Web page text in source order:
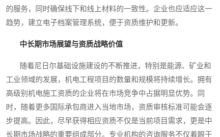
的服务，同时确保线下和线上材料的一致性。企业也应适应这一
趋势，建立电子档案管理系统，便于资质维护和更新。
中长期市场展望与资质战略价值
随着尼日尔基础设施建设的不断推进，特别是能源、矿业和
工业领域的发展，机电工程项目的数量和规模将持续增长。拥有
高级别机电施工资质的企业将在市场竞争中占据明显优势。同
时，随着更多国际承包商进入当地市场，资质审核标准可能会逐
步提高。因此，尽早获得相应资质不仅是当前项目需求，更是中
长期市场战略的重要组成部分。专业机构的咨询服务不仅着眼于